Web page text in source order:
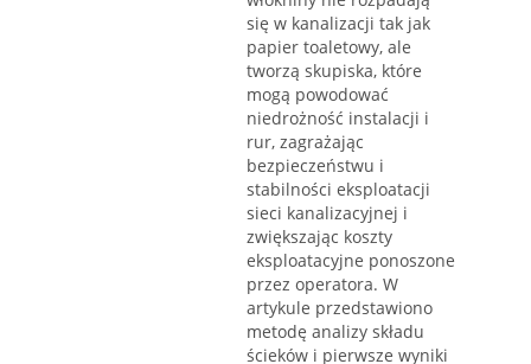
się w kanalizacji tak jak
papier toaletowy, ale
tworzą skupiska, które
mogą powodować
niedrożność instalacji i
rur, zagrażając
bezpieczeństwu i
stabilności eksploatacji
sieci kanalizacyjnej i
zwiększając koszty
eksploatacyjne ponoszone
przez operatora. W
artykule przedstawiono
metodę analizy składu
ścieków i pierwsze wyniki